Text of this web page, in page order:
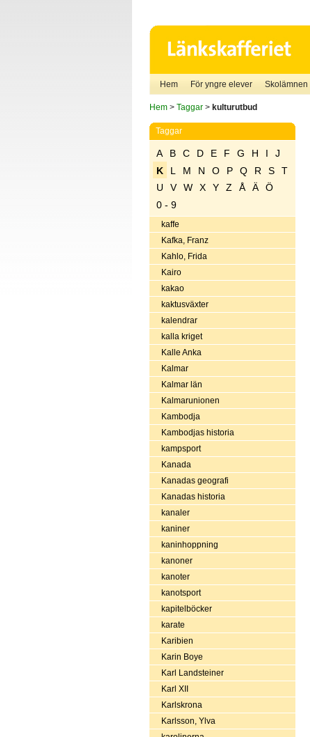
Hem För yngre elever Skolämnen
Hem> Taggar> kulturutbud
Taggar
A B C D E F G H I
J
K
L M N O P Q R S
T
U
V W X Y Z Å Ä
Ö
0 - 9
kaffe
Kafka, Franz
Kahlo, Frida
Kairo
kakao
kaktusväxter
kalendrar
kalla kriget
Kalle Anka
Kalmar
Kalmar län
Kalmarunionen
Kambodja
Kambodjas historia
kampsport
Kanada
Kanadas geografi
Kanadas historia
kanaler
kaniner
kaninhoppning
kanoner
kanoter
kanotsport
kapitelböcker
karate
Karibien
Karin Boye
Karl Landsteiner
Karl XII
Karlskrona
Karlsson, Ylva